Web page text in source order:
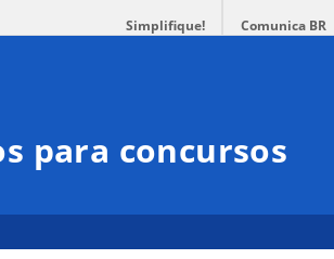
Simplifique! Comunica BR
para concursos